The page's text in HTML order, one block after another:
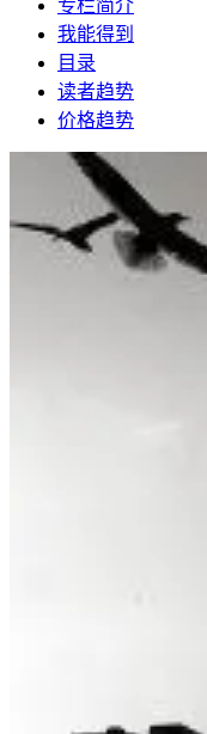
专栏简介
我能得到
目录
读者趋势
价格趋势